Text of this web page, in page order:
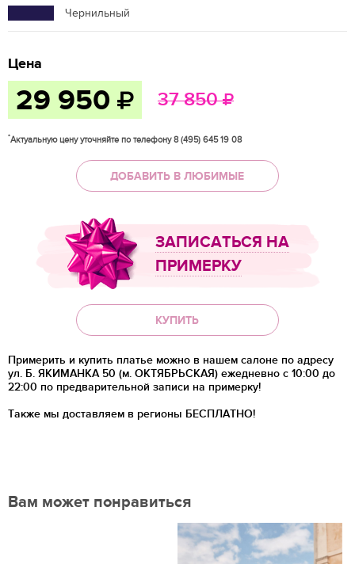
Чернильный
Цена
29 950 37 850
*Актуальную цену уточняйте по телефону 8 (495) 645 19 08
ДОБАВИТЬ В ЛЮБИМЫЕ
ЗАПИСАТЬСЯ НА
ПРИМЕРКУ
КУПИТЬ
Примерить и купить платье можно в нашем салоне по адресу
ул. Б. ЯКИМАНКА 50 (м. ОКТЯБРЬСКАЯ) ежедневно с 10:00 до
22:00 по предварительной записи на примерку!
Также мы доставляем в регионы БЕСПЛАТНО!
Вам может понравиться